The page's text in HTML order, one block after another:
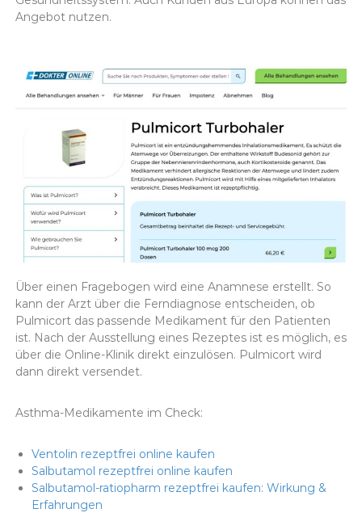
Angebot nutzen.
Über einen Fragebogen wird eine Anamnese erstellt. So
kann der Arzt über die Ferndiagnose entscheiden, ob
Pulmicort das passende Medikament für den Patienten
ist. Nach der Ausstellung eines Rezeptes ist es möglich, es
über die Online-Klinik direkt einzulösen. Pulmicort wird
dann direkt versendet.
Asthma-Medikamente im Check:
Ventolin rezeptfrei online kaufen
Salbutamol rezeptfrei online kaufen
Salbutamol-ratiopharm rezeptfrei kaufen: Wirkung &
Erfahrungen